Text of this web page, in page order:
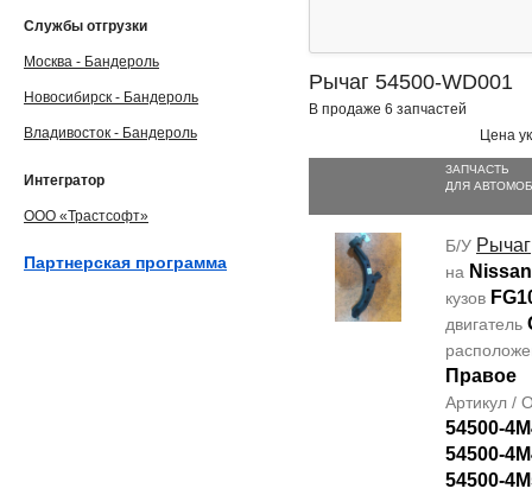
Рычаг 54500-WD001
В продаже 6 запчастей
Цена
ЗАПЧАСТЬ
ДЛЯ
Б/У Рычаг
на
кузов
двигатель
Правое
Артикул /
54500-
54500-
54500-
Службы отгрузки
Москва - Бандероль
Новосибирск - Бандероль
Владивосток - Бандероль
Интегратор
ООО «Трастсофт»
Партнерская программа